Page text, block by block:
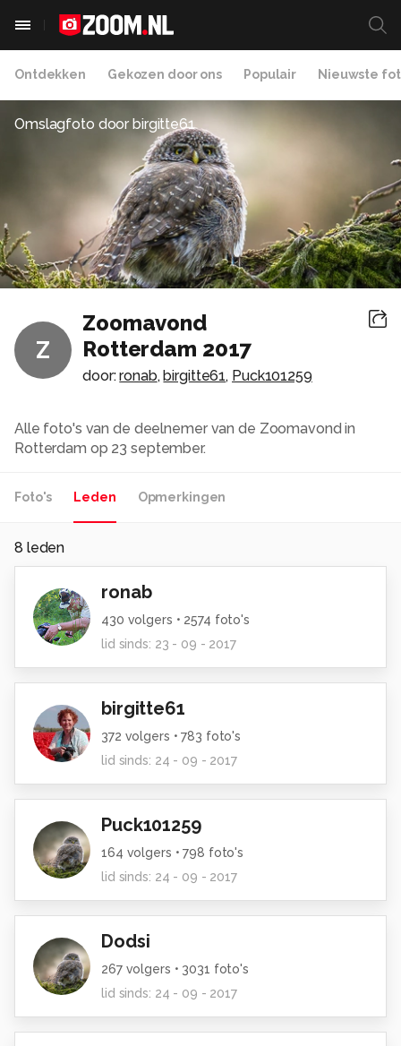
Ontdekken Gekozen door ons Populair Nieuwste
Omslagfoto doorbirgitte61
Z
Zoomavond
Rotterdam 2017
door:ronab,birgitte61, Puck101259
Alle foto's van de deelnemer van de Zoomavond in
Rotterdam op 23 september.
Foto's Leden Opmerkingen
8 leden
ronab
430 volgers • 2574 foto's
lid sinds: 23 - 09 - 2017
birgitte61
372 volgers •783 foto's
lid sinds: 24 - 09 - 2017
Puck101259
164 volgers •798 foto's
lid sinds: 24 - 09 - 2017
Dodsi
267volgers • 3031 foto's
lid sinds: 24 - 09 - 2017